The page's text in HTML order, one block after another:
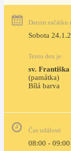
Datum začátku
Sobota
Tento den je:
sv. Františka
(památka)
Čas události
08:00 - 09:00